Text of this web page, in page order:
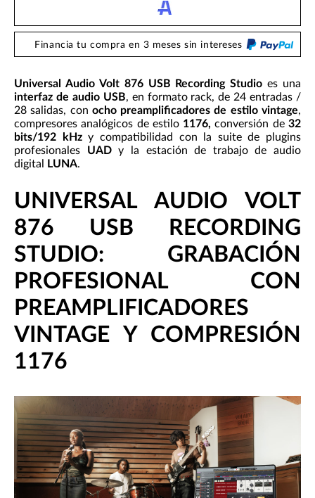
Financia tu compra en 3 meses sin intereses
Universal Audio Volt 876 USB Recording Studio es una
interfaz de audio USB, en formato rack, de 24 entradas /
28 salidas, con ocho preamplificadores de estilo vintage,
compresores analógicos de estilo 1176, conversión de32
bits/192 kHzy compatibilidad con la suite de plugins
profesionales UADy la estación de trabajo de audio
digital LUNA.
UNIVERSAL AUDIO VOLT
876 USB RECORDING
STUDIO: GRABACIÓN
PROFESIONAL CON
PREAMPLIFICADORES
VINTAGE Y COMPRESIÓN
1176